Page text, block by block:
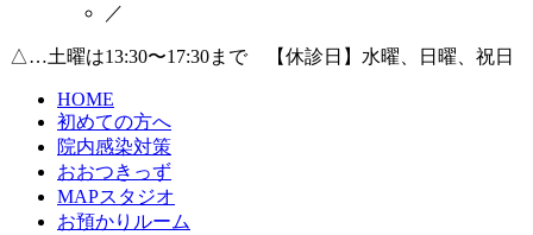
／
△…土曜は13:30〜17:30まで 【休診日】水曜、日曜、祝日
HOME
初めての方へ
院内感染対策
おおつきっず
MAPスタジオ
お預かりルーム